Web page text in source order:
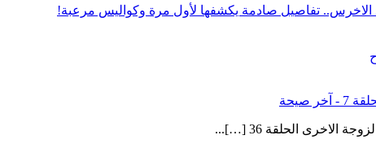
الاخرس.. تفاصيل صادمة يكشفها لأول مرة وكواليس مرعبة!
صيحة
الحلقة 36 […]...